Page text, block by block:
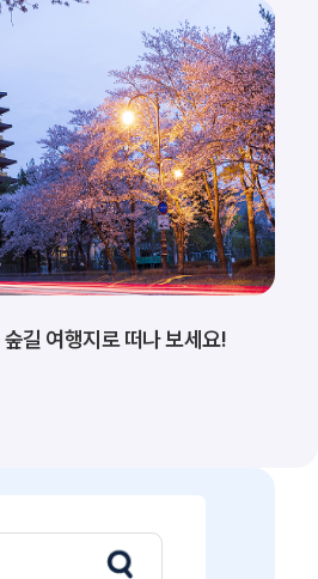
길 여행지로 떠나 보세요!